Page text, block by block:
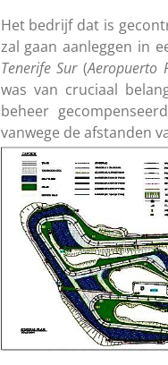
Het bedrijf dat is
zal gaan aanleggen in
Tenerife Sur(Aeropuerto
was van cruciaal
beheer
vanwege de afstanden